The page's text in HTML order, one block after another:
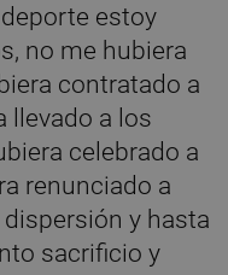
deporte estoy
no me hubiera
contratado a
llevado a los
celebrado a
renunciado a
y hasta
sacrificio y